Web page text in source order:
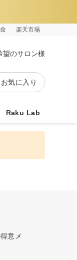
楽天市場
望のサロン様
お気に入り
Raku Lab
意メ